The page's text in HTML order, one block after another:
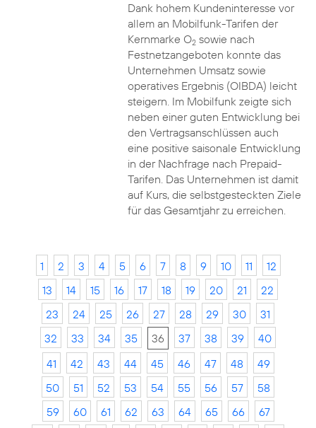
Dank hohem Kundeninteresse vor
allem an Mobilfunk-Tarifen der
Kernmarke O2sowie nach
Festnetzangeboten konnte das
Unternehmen Umsatz sowie
operatives Ergebnis (OIBDA) leicht
steigern. Im Mobilfunk zeigte sich
neben einer guten Entwicklung bei
den Vertragsanschlüssen auch
eine positive saisonale Entwicklung
in der Nachfrage nach Prepaid-
Tarifen. Das Unternehmen ist damit
auf Kurs, die selbstgesteckten Ziele
für das Gesamtjahr zu erreichen.
1 2 3 4 5 6 7 8 9 10 11
12
13
14 15 16 17 18 19 20 21
22
23
24 25 26 27 28 29 30
31
32
33 34 35 36 37 38 39
40
41
42 43 44 45 46 47 48
49
50
51 52 53 54 55 56 57
58
59
60 61 62 63 64 65 66
67